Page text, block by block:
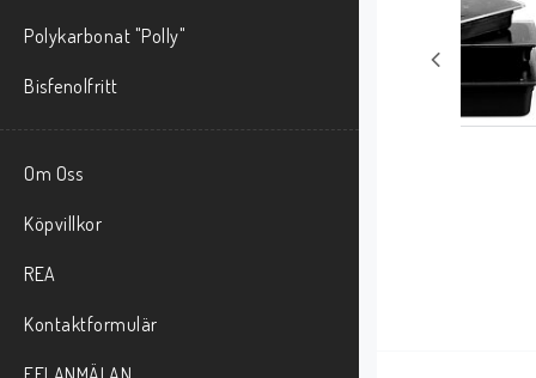
Polykarbonat "Polly"
Bisfenolfritt
Om Oss
Köpvillkor
REA
Kontaktformulär